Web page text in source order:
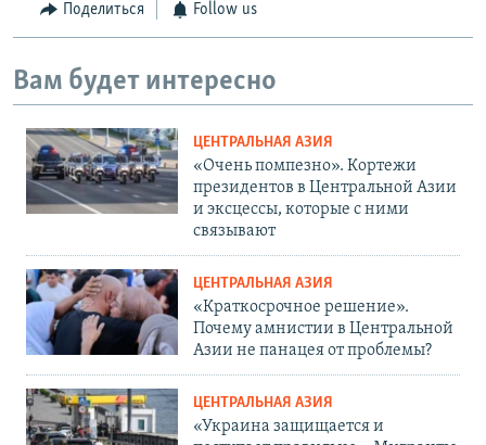
Поделиться Follow us
Вам будет интересно
ЦЕНТРАЛЬНАЯ АЗИЯ
«Очень помпезно». Кортежи
президентов в Центральной Азии
и эксцессы, которые с ними
связывают
ЦЕНТРАЛЬНАЯ АЗИЯ
«Краткосрочное решение».
Почему амнистии в Центральной
Азии не панацея от проблемы?
ЦЕНТРАЛЬНАЯ АЗИЯ
«Украина защищается и